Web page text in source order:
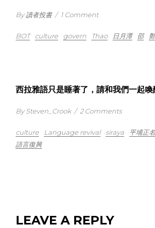
By 讀者投書 / 1 Comment
BOT culture govern Thao 日月潭 邵
西拉雅語只是睡著了，請和我們一起喚
By Steven_Crook / 2 Comments
culture Language revival siraya 平埔正名
語言復興
LEAVE A REPLY